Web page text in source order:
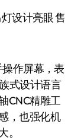
设计亮眼 售
作屏幕，表
式设计语言
CNC精雕工
，也强化机
。